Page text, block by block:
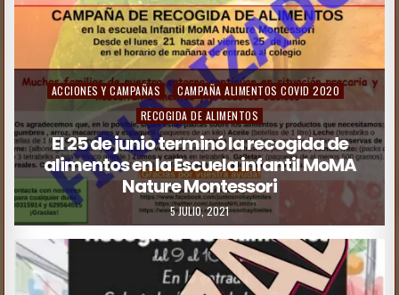
ACCIONES Y CAMPAÑAS
CAMPAÑA ALIMENTOS COVID 2020
RECOGIDA DE ALIMENTOS
El 25 de junio terminó la recogida de
alimentos en la Escuela infantil MoMA
Nature Montessori
5 JULIO, 2021